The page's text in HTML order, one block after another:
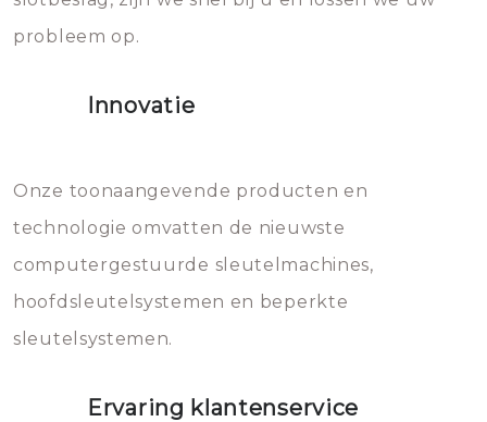
sloten veroorzaken, waardoor
geheel vervangen moet worden.
mee, die u gemakkelijk kunt
vermijden.
probleem op.
Innovatie
Onze toonaangevende producten en
technologie omvatten de nieuwste
computergestuurde sleutelmachines,
hoofdsleutelsystemen en beperkte
sleutelsystemen.
Ervaring klantenservice